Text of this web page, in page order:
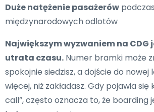
Duże natężenie pasażerów podczas
międzynarodowych odlotów
Największym wyzwaniem na
utrata czasu. Numer bramki może
spokojnie siedzisz, a dojście do nowej
więcej, niż zakładasz. Gdy pojawia
call”, często oznacza to, że boarding